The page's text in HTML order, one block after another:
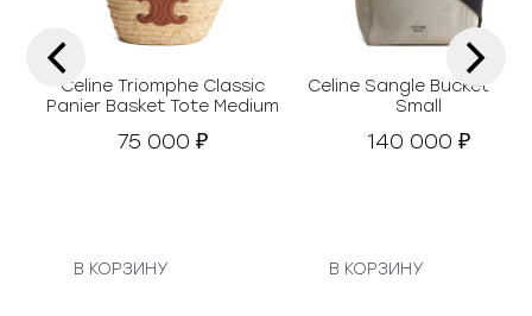
Celine Triomphe Classic
Panier Basket Tote Medium
75 000₽
В КОРЗИНУ
Celine Sangle Bucket Bag
Small
140 000 ₽
В КОРЗИНУ
‹ ›